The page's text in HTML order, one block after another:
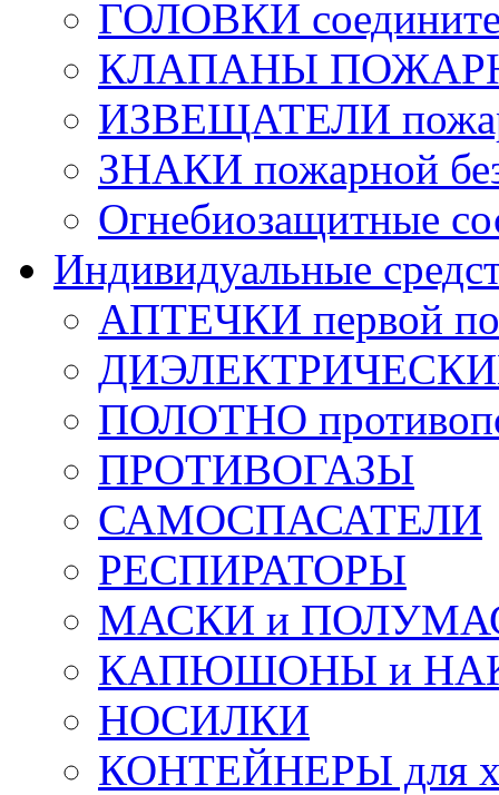
ГОЛОВКИ
КЛАПАНЫ
ИЗВЕЩАТЕЛИ
ЗНАКИ пожарной
Огнебиозащитные
Индивидуальные
АПТЕЧКИ первой
ДИЭЛЕКТРИЧЕСКИЕ
ПОЛОТНО
ПРОТИВОГАЗЫ
САМОСПАСАТЕЛИ
РЕСПИРАТОРЫ
МАСКИ и
КАПЮШОНЫ и
НОСИЛКИ
КОНТЕЙНЕРЫ для